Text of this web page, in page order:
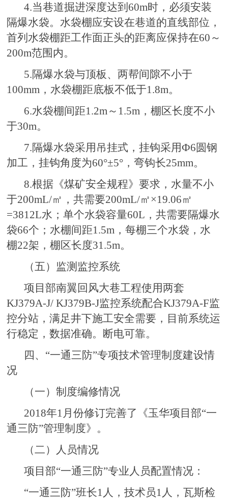
4.当巷道掘进深度达到60m时，必须安装
隔爆水袋。水袋棚应安设在巷道的直线部位，
首列水袋棚距工作面正头的距离应保持在60～
200m范围内。
5.隔爆水袋与顶板、两帮间隙不小于
100mm，水袋棚距底板不低于1.8m。
6.水袋棚间距1.2m～1.5m，棚区长度不小
于30m。
7.隔爆水袋采用吊挂式，挂钩采用Ф6圆钢
加工，挂钩角度为60°±5°，弯钩长25mm。
8.根据《煤矿安全规程》要求，水量不小
于200mL/㎡，共需要200mL/㎡×19.06㎡
=3812L水；单个水袋容量60L，共需要隔爆水
袋66个；水棚间距1.5m，每棚三个水袋，水
棚22架，棚区长度31.5m。
（五）监测监控系统
项目部南翼回风大巷工程使用两套
KJ379A-J/ KJ379B-J监控系统配合KJ379A-F监
控分站，满足井下施工安全需要，目前系统运
行稳定，数据准确。断电可靠。
四、“一通三防”专项技术管理制度建设情
况
（一）制度编修情况
2018年1月份修订完善了《玉华项目部“一
通三防”管理制度》。
（二）人员情况
项目部“一通三防”专业人员配置情况：
“一通三防”班长1人，技术员1人，瓦斯检